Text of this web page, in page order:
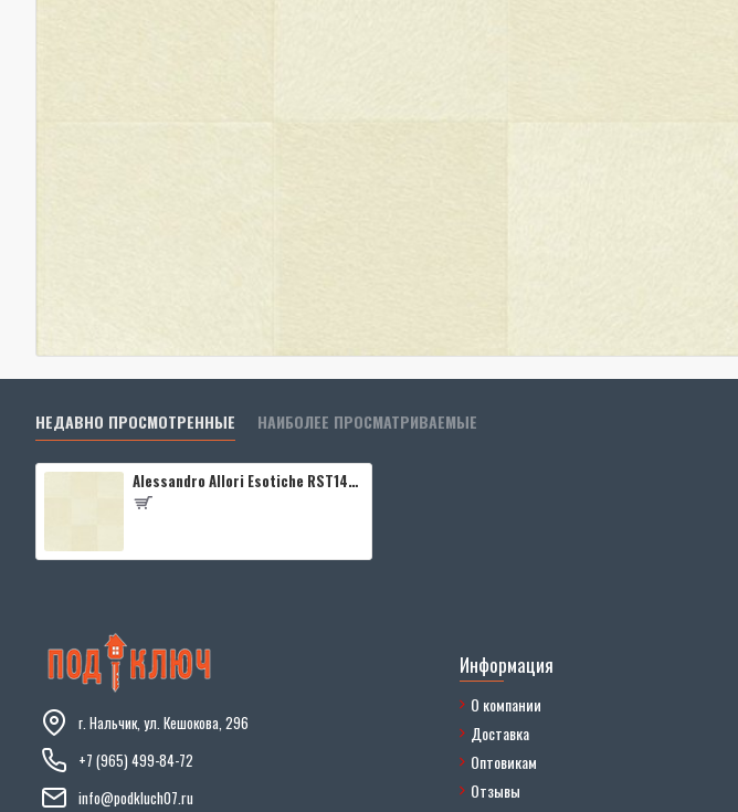
НЕДАВНО ПРОСМОТРЕННЫЕ НАИБОЛЕЕ ПРОСМАТРИВАЕМЫЕ
Alessandro Allori Esotiche RST1402-4
г. Нальчик, ул. Кешокова, 296
+7 (965) 499-84-72
info@podkluch07.ru
Информация
О компании
Доставка
Оптовикам
Отзывы